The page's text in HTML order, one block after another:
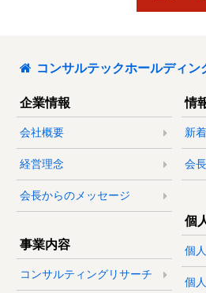
コンサルテックホールディン
企業情報
会社概要
経営理念
会長からのメッセージ
事業内容
コンサルティングリサーチ
情
新
会
個
個
個